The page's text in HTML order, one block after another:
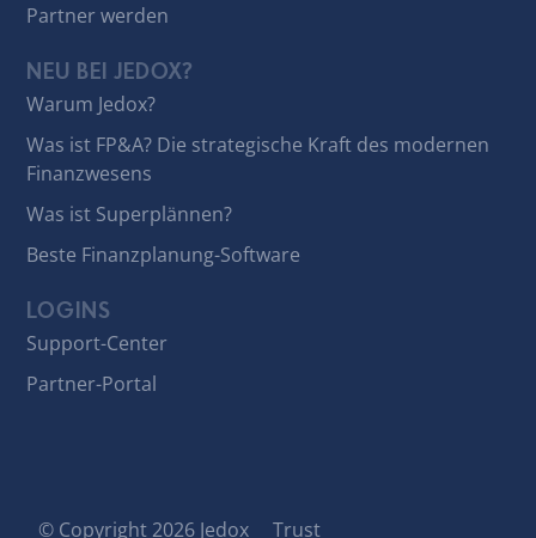
Partner werden
NEU BEI JEDOX?
Warum Jedox?
Was ist FP&A? Die strategische Kraft des modernen
Finanzwesens
Was ist Superplännen?
Beste Finanzplanung-Software
LOGINS
Support-Center
Partner-Portal
© Copyright 2026 Jedox Trust